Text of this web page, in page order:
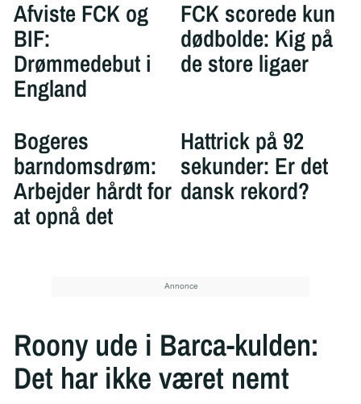
Afviste FCK og
BIF:
Drømmedebut i
England
FCK scorede kun
dødbolde: Kig på
de store ligaer
Bogeres
barndomsdrøm:
Arbejder hårdt for
at opnå det
Hattrick på 92
sekunder: Er det
dansk rekord?
Roony ude i Barca-kulden:
Det har ikke været nemt